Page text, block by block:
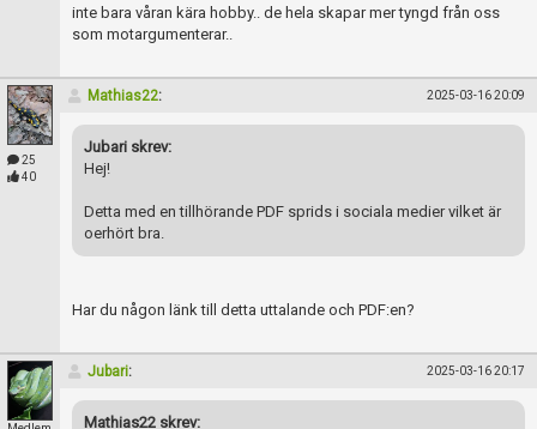
inte bara våran kära hobby.. de hela skapar mer tyngd från oss
som motargumenterar..
25
40
Mathias22: 2025-03-16 20:09
Jubari skrev:
Hej!
Detta med en tillhörande PDF sprids i sociala medier vilket är
oerhört bra.
Har du någon länk till detta uttalande och PDF:en?
Jubari: 2025-03-16 20:17
Mathias22 skrev: